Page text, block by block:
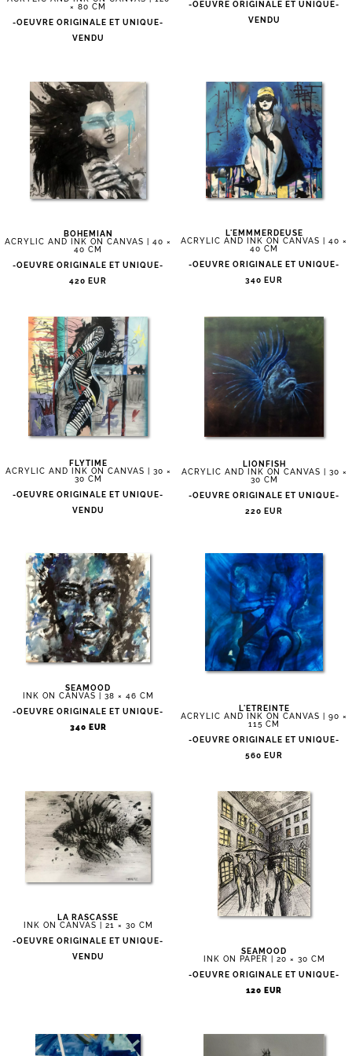
× 80 CM
-OEUVRE ORIGINALE ET UNIQUE-
VENDU
-OEUVRE ORIGINALE ET UNIQUE-
VENDU
BOHEMIAN
ACRYLIC AND INK ON CANVAS | 40 ×
40 CM
-OEUVRE ORIGINALE ET UNIQUE-
420 EUR
L'EMMMERDEUSE
ACRYLIC AND INK ON CANVAS | 40 ×
40 CM
-OEUVRE ORIGINALE ET UNIQUE-
340 EUR
FLYTIME
ACRYLIC AND INK ON CANVAS | 30 ×
30 CM
-OEUVRE ORIGINALE ET UNIQUE-
VENDU
LIONFISH
ACRYLIC AND INK ON CANVAS | 30 ×
30 CM
-OEUVRE ORIGINALE ET UNIQUE-
220 EUR
SEAMOOD
INK ON CANVAS | 38 × 46 CM
-OEUVRE ORIGINALE ET UNIQUE-
340 EUR
L'ETREINTE
ACRYLIC AND INK ON CANVAS | 90 ×
115 CM
-OEUVRE ORIGINALE ET UNIQUE-
560 EUR
LA RASCASSE
INK ON CANVAS | 21 × 30 CM
-OEUVRE ORIGINALE ET UNIQUE-
VENDU
SEAMOOD
INK ON PAPER | 20 × 30 CM
-OEUVRE ORIGINALE ET UNIQUE-
120 EUR